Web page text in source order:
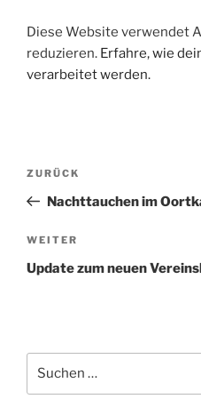
Diese Website verwendet
reduzieren. Erfahre, wie
verarbeitet werden.
Beitragsnavigation
Vorheriger
Beitrag
ZURÜCK
Nachttauchen im
Nächster
Beitrag
WEITER
Update zum neuen
nach: